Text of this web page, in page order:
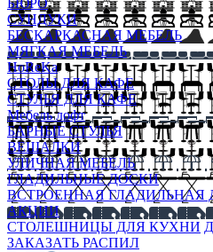
БЮРО
СУНДУКИ
БЕСКАРКАСНАЯ МЕБЕЛЬ
МЯГКАЯ МЕБЕЛЬ
HoReKa
СТОЛЫ ДЛЯ КАФЕ
СТУЛЬЯ ДЛЯ КАФЕ
Мебель лофт
БАРНЫЕ СТУЛЬЯ
ВЕШАЛКИ
УЛИЧНАЯ МЕБЕЛЬ
ГЛАДИЛЬНЫЕ ДОСКИ
ВСТРОЕННАЯ ГЛАДИЛЬНАЯ
АКЦИИ
СТОЛЕШНИЦЫ ДЛЯ КУХНИ
ЗАКАЗАТЬ РАСПИЛ